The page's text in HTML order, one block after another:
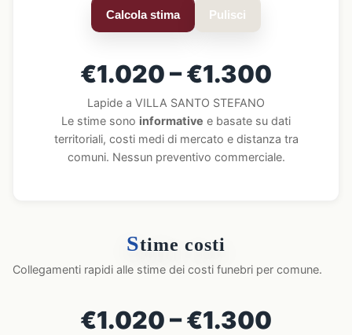
Calcola stima Pulisci
€1.020 – €1.300
Lapide a VILLA SANTO STEFANO
Le stime sono informative e basate su dati
territoriali, costi medi di mercato e distanza tra
comuni. Nessun preventivo commerciale.
Stime costi
Collegamenti rapidi alle stime dei costi funebri per comune.
€1.020 – €1.300